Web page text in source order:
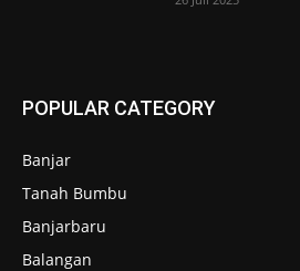
POPULAR CATEGORY
Banjar
Tanah Bumbu
Banjarbaru
Balangan